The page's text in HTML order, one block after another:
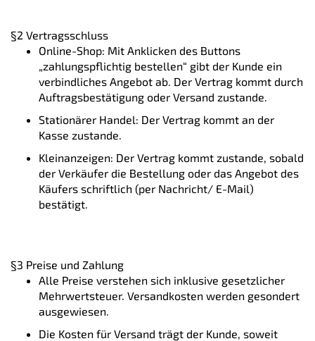
§2 Vertragsschluss
Online-Shop: Mit Anklicken des Buttons
„zahlungspflichtig bestellen“ gibt der Kunde ein
verbindliches Angebot ab. Der Vertrag kommt durch
Auftragsbestätigung oder Versand zustande.
Stationärer Handel: Der Vertrag kommt an der
Kasse zustande.
Kleinanzeigen: Der Vertrag kommt zustande, sobald
der Verkäufer die Bestellung oder das Angebot des
Käufers schriftlich (per Nachricht/ E-Mail)
bestätigt.
§3 Preise und Zahlung
Alle Preise verstehen sich inklusive gesetzlicher
Mehrwertsteuer. Versandkosten werden gesondert
ausgewiesen.
Die Kosten für Versand trägt der Kunde, soweit